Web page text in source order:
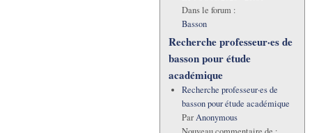
Dans le forum :
Basson
Recherche professeur·es de
basson pour étude
académique
Recherche professeur·es de
basson pour étude académique
ParAnonymous